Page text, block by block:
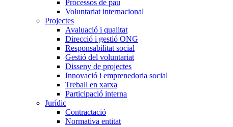
Processos de pau
Voluntariat internacional
Projectes
Avaluació i qualitat
Direcció i gestió ONG
Responsabilitat social
Gestió del voluntariat
Disseny de projectes
Innovació i emprenedoria social
Treball en xarxa
Participació interna
Jurídic
Contractació
Normativa entitat